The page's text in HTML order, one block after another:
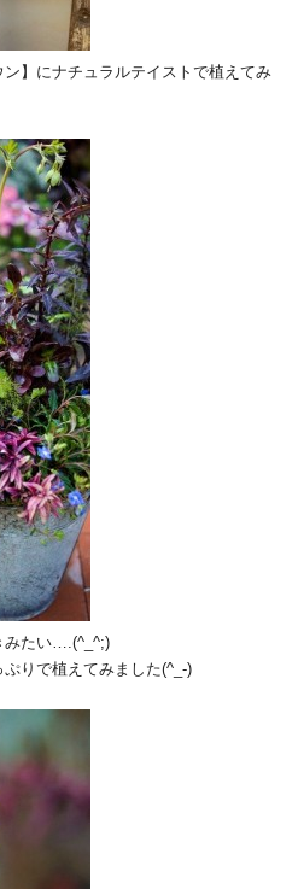
】にナチュラルテイストで植えてみ
みたい….(^_^;)
りで植えてみました(^_-)